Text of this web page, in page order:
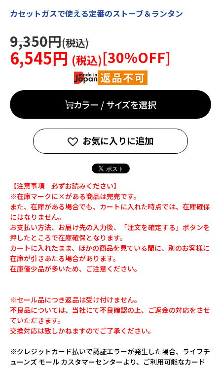
カセットガスで使える定番のストーブ＆ランタン
9,350円
6,545円 [30%OFF]
カラー / サイズを選択
お気に入りに追加
【注意事項 必ずお読みください】
※在庫マークに×がある商品は完売です。
また、在庫がある場合でも、カートに入れた時点では、在庫確保
にはなりません。
お支払い方法、お届け先の入力後、「注文を確定する」ボタンを
押したところで在庫確保となります。
カートに入れたまま、ほかの商品を見ている間に、別のお客様に
在庫が引きあたる場合があります。
在庫僅少品が多いため、ご注意ください。
※セール品につき返品は受け付けません。
不良品については、当社にて不良確認の上、ご返金の対応をさせ
ていただきます。
交換対応は致しかねますのでご了承ください。
※クレジットカード払いで認証エラーが発生した場合、ライフチ
ューンズ モール カスタマーセンターより、ご利用可能なカード